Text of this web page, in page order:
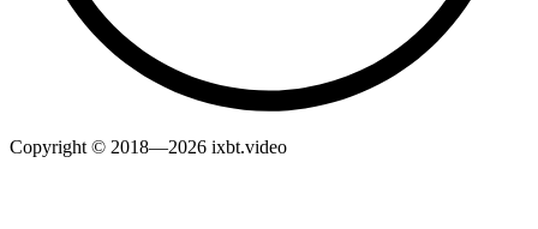
Copyright © 2018—2026 ixbt.video